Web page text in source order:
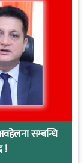
सम्बन्धि
!